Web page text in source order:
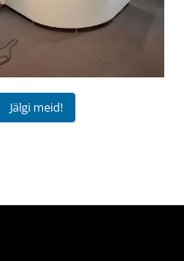
Jälgi meid!